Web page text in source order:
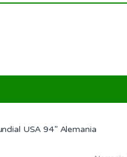
USA 94” Alemania